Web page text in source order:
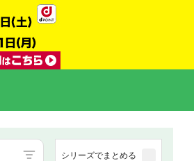
シリーズでまとめる